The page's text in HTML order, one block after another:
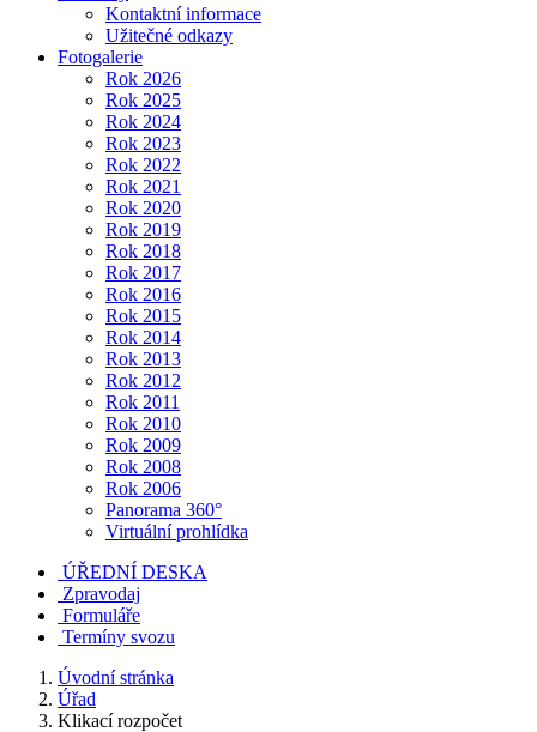
Kontaktní informace
Užitečné odkazy
Fotogalerie
Rok 2026
Rok 2025
Rok 2024
Rok 2023
Rok 2022
Rok 2021
Rok 2020
Rok 2019
Rok 2018
Rok 2017
Rok 2016
Rok 2015
Rok 2014
Rok 2013
Rok 2012
Rok 2011
Rok 2010
Rok 2009
Rok 2008
Rok 2006
Panorama 360°
Virtuální prohlídka
ÚŘEDNÍ DESKA
Zpravodaj
Formuláře
Termíny svozu
Úvodní stránka
Úřad
Klikací rozpočet